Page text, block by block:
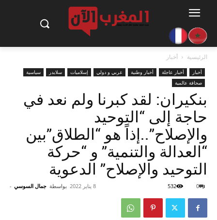
الرئيسية أخبار
أخبار أخبار عاجلة أخبار وطنية عربي و دولي إسلاميات سلايدر
سياسية
صحافة عالمية
بنكيران: لقد كبرنا ولم نعد في
حاجة إلى “التوحيد
والإصلاح”..إذاً هو “الطلاق”بين
“العدالة والتنمية” و “حركة
التوحيد والإصلاح” الدعوية
بواسطة جمال السوسي - 8 يناير 2022 0
532